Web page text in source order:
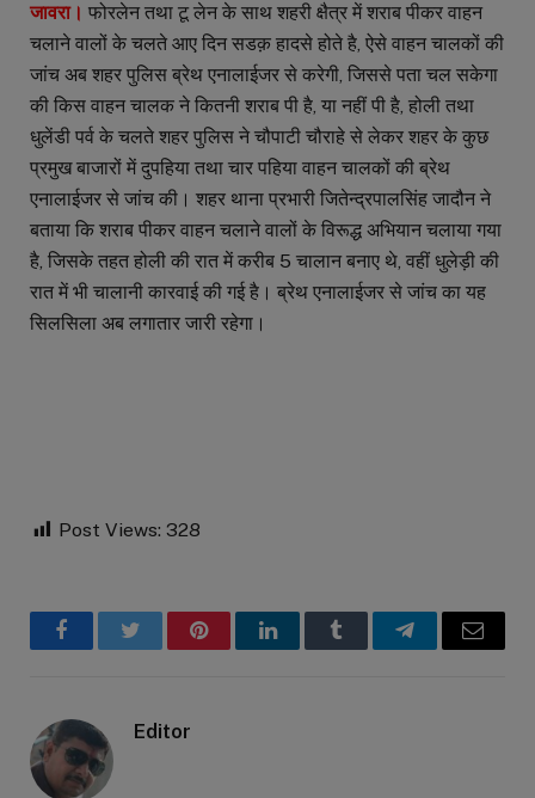
जावरा। फोरलेन तथा टू लेन के साथ शहरी क्षैत्र में शराब पीकर वाहन
चलाने वालों के चलते आए दिन सडक़ हादसे होते है, ऐसे वाहन चालकों की
जांच अब शहर पुलिस ब्रेथ एनालाईजर से करेगी, जिससे पता चल सकेगा
की किस वाहन चालक ने कितनी शराब पी है, या नहीं पी है, होली तथा
धुलेंडी पर्व के चलते शहर पुलिस ने चौपाटी चौराहे से लेकर शहर के कुछ
प्रमुख बाजारों में दुपहिया तथा चार पहिया वाहन चालकों की ब्रेथ
एनालाईजर से जांच की। शहर थाना प्रभारी जितेन्द्रपालसिंह जादौन ने
बताया कि शराब पीकर वाहन चलाने वालों के विरूद्ध अभियान चलाया गया
है, जिसके तहत होली की रात में करीब 5 चालान बनाए थे, वहीं धुलेड़ी की
रात में भी चालानी कारवाई की गई है। ब्रेथ एनालाईजर से जांच का यह
सिलसिला अब लगातार जारी रहेगा।
Post Views: 328
FacebookTwitter PinterestLinkedInTumblr TelegramEmail
Editor